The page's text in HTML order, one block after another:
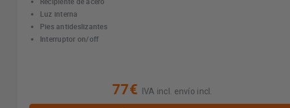
Luz interna
Pies antideslizantes
Interruptor on/off
77€ IVA incl. envío incl.